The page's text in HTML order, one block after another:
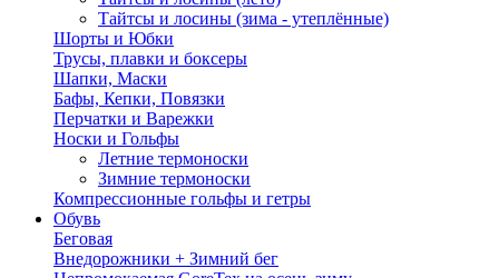
Тайтсы и лосины (зима - утеплённые)
Шорты и Юбки
Трусы, плавки и боксеры
Шапки, Маски
Бафы, Кепки, Повязки
Перчатки и Варежки
Носки и Гольфы
Летние термоноски
Зимние термоноски
Компрессионные гольфы и гетры
Обувь
Беговая
Внедорожники + Зимний бег